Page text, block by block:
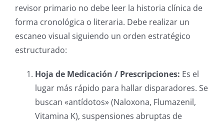
revisor primario no debe leer la historia clínica de
forma cronológica o literaria. Debe realizar un
escaneo visual siguiendo un orden estratégico
estructurado:
Hoja de Medicación / Prescripciones: Es el
lugar más rápido para hallar disparadores. Se
buscan «antídotos» (Naloxona, Flumazenil,
Vitamina K), suspensiones abruptas de